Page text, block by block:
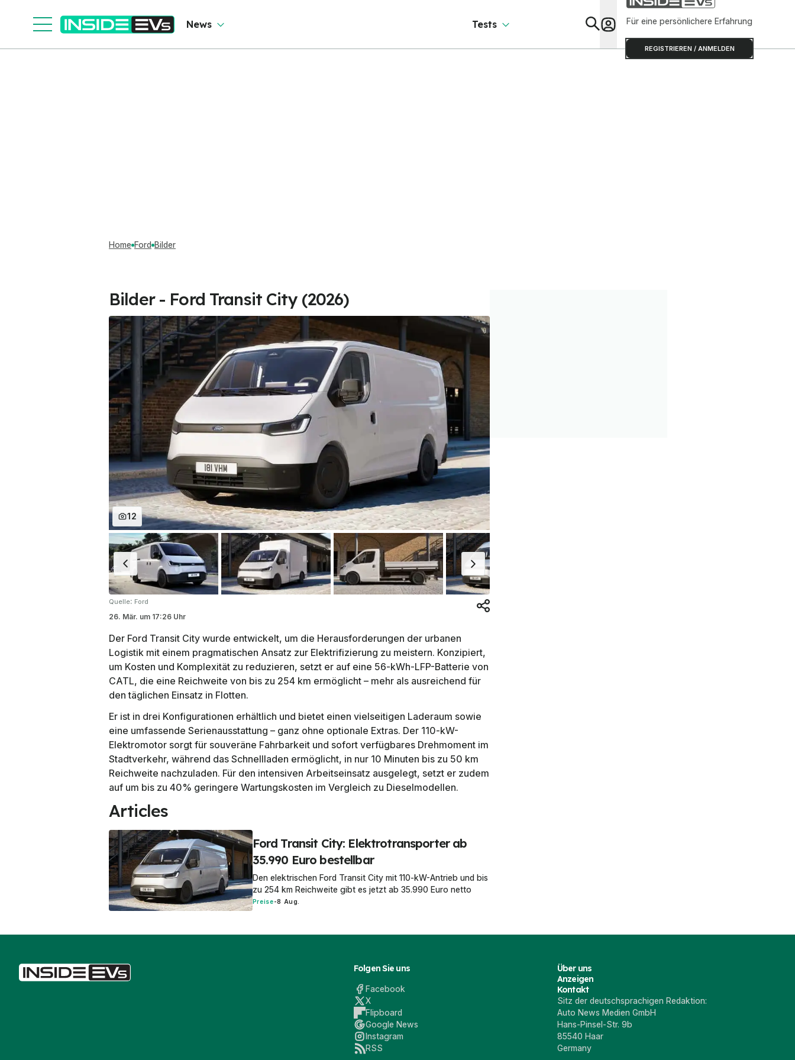
News Tests Für eine persönlichere Erfahrung
REGISTRIEREN / ANMELDEN
Home Ford Bilder
Bilder - Ford Transit City (2026)
12
Quelle: Ford
26. Mär. um 17:26 Uhr
Der Ford Transit City wurde entwickelt, um die Herausforderungen der urbanen
Logistik mit einem pragmatischen Ansatz zur Elektrifizierung zu meistern. Konzipiert,
um Kosten und Komplexität zu reduzieren, setzt er auf eine 56-kWh-LFP-Batterie von
CATL, die eine Reichweite von bis zu 254 km ermöglicht – mehr als ausreichend für
den täglichen Einsatz in Flotten.
Er ist in drei Konfigurationen erhältlich und bietet einen vielseitigen Laderaum sowie
eine umfassende Serienausstattung – ganz ohne optionale Extras. Der 110-kW-
Elektromotor sorgt für souveräne Fahrbarkeit und sofort verfügbares Drehmoment im
Stadtverkehr, während das Schnellladen ermöglicht, in nur 10 Minuten bis zu 50 km
Reichweite nachzuladen. Für den intensiven Arbeitseinsatz ausgelegt, setzt er zudem
auf um bis zu 40% geringere Wartungskosten im Vergleich zu Dieselmodellen.
Articles
Ford Transit City: Elektrotransporter ab
35.990 Euro bestellbar
Den elektrischen Ford Transit City mit 110-kW-Antrieb und bis
zu 254 km Reichweite gibt es jetzt ab 35.990 Euro netto
Preise-8 Aug.
Folgen Sie uns
Facebook
X
Flipboard
Google News
Instagram
RSS
Über uns
Anzeigen
Kontakt
Sitz der deutschsprachigen Redaktion:
Auto News Medien GmbH
Hans-Pinsel-Str. 9b
85540 Haar
Germany